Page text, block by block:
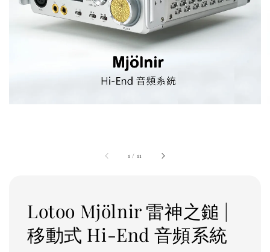
1 / 11
Lotoo Mjölnir 雷神之鎚 |
移動式 Hi-End 音頻系統